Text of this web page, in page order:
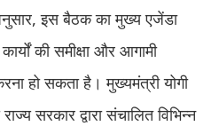
इस बैठक का मुख्य एजेंडा
की समीक्षा और आगामी
हो सकता है। मुख्यमंत्री योगी
सरकार द्वारा संचालित विभिन्न